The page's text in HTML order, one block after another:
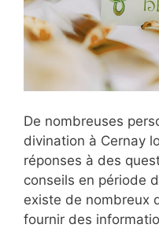
De nombreuses
divination à Cernay
réponses à des
conseils en période
existe de nombreux
fournir des